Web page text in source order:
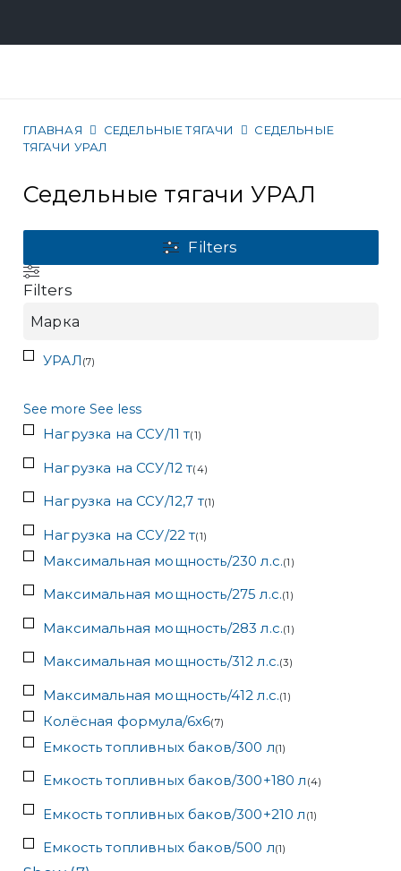
ГЛАВНАЯ СЕДЕЛЬНЫЕ ТЯГАЧИ
СЕДЕЛЬНЫЕ
ТЯГАЧИ УРАЛ
Седельные тягачи УРАЛ
Filters
Filters
Марка
УРАЛ (7)
See more See less
Нагрузка на ССУ/11 т(1)
Нагрузка на ССУ/12 т(4)
Нагрузка на ССУ/12,7 т(1)
Нагрузка на ССУ/22 т(1)
Максимальная мощность/230 л.с.(1 )
Максимальная мощность/275 л.с.(1 )
Максимальная мощность/283 л.с.(1 )
Максимальная мощность/312 л.с.(3)
Максимальная мощность/412 л.с.(1 )
Колёсная формула/6x6(7)
Емкость топливных баков/300 л(1)
Емкость топливных баков/300+180 л (4)
Емкость топливных баков/300+210 л (1)
Емкость топливных баков/500 л(1)